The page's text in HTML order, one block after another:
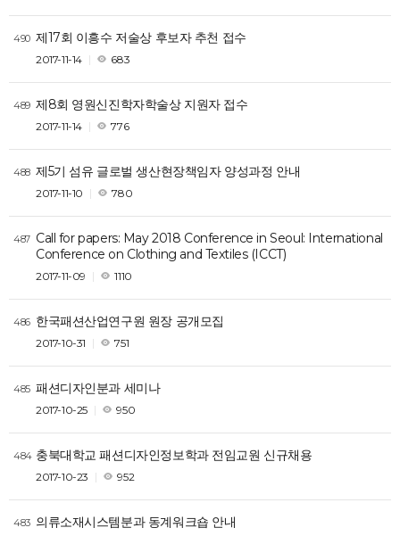
490 제17회 이흥수 저술상 후보자 추천 접수
2017-11-14 683
489 제8회 영원신진학자학술상 지원자 접수
2017-11-14 776
488 제5기 섬유 글로벌 생산현장책임자 양성과정 안내
2017-11-10 780
487 Call for papers: May 2018 Conference in Seoul: International
Conference on Clothing and Textiles (ICCT)
2017-11-09 1110
486 한국패션산업연구원 원장 공개모집
2017-10-31 751
485 패션디자인분과 세미나
2017-10-25 950
484 충북대학교 패션디자인정보학과 전임교원 신규채용
2017-10-23 952
483 의류소재시스템분과 동계워크숍 안내